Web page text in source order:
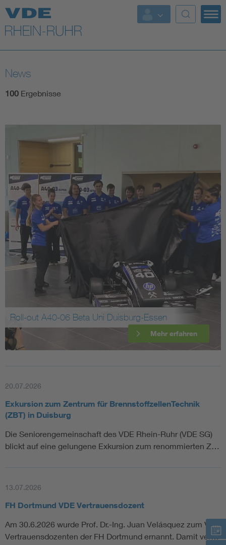
Top Themen
Fokusthemen
Health
Mobility
Standards
Weitere Themen
Assisted Living
Electromobility
Energy efficiency
Energy storage
News
100 Ergebnisse
Roll-out A40-06 Beta Uni Duisburg-Essen
Mehr erfahren
20.07.2026
Exkursion zum Zentrum für BrennstoffzellenTechnik
(ZBT) in Duisburg
Die Seniorengemeinschaft des VDE Rhein-Ruhr (VDE SG)
blickt auf eine gelungene Exkursion zum renommierten Z…
13.07.2026
FH Dortmund VDE Vertrauensdozent
Am 30.6.2026 wurde Prof. Dr.-Ing. Juan Velásquez zum VDE
Vertrauensdozenten der FH Dortmund ernannt. Damit ver…